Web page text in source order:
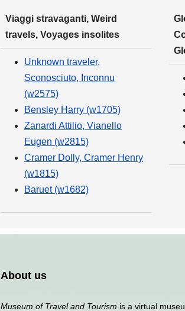
Viaggi stravaganti, Weird
travels, Voyages insolites
Unknown traveler,
Sconosciuto, Inconnu
(w2575)
Bensley Harry (w1705)
Zanardi Attilio, Vianello
Eugen (w2815)
Cramer Dolly, Cramer Henry
(w1815)
Baruet (w1682)
About us
Museum of Travel and Tourism is a virtual